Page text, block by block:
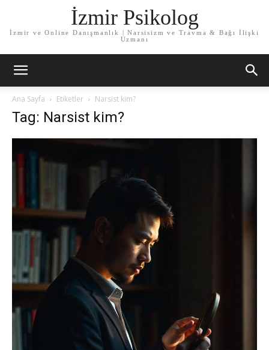
İzmir Psikolog
İzmir ve Online Danışmanlık | Narsisizm ve Travma & Bağı İlişki
Uzmanı
Ana Sayfa Etiketler Narsist kim?
Tag: Narsist kim?